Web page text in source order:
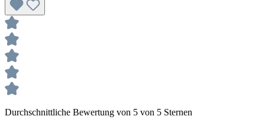
Durchschnittliche Bewertung von 5 von 5 Sternen